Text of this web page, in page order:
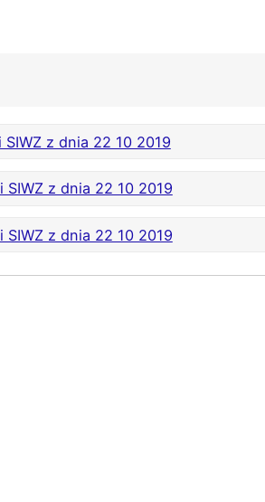
z dnia 22 10 2019
z dnia 22 10 2019
z dnia 22 10 2019